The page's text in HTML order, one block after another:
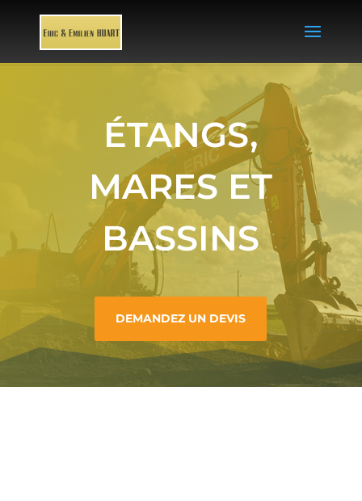
ÉTANGS,
MARES ET
BASSINS
DEMANDEZ UN DEVIS